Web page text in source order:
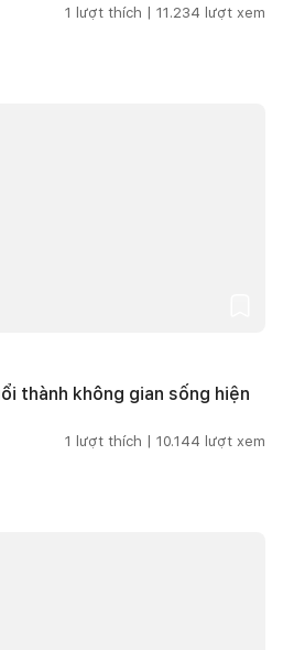
1 lượt thích | 11.234 lượt xem
thành không gian sống hiện
1 lượt thích | 10.144 lượt xem